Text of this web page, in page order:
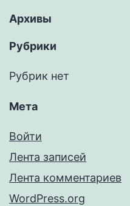
Архивы
Рубрики
Рубрик нет
Мета
Войти
Лента записей
Лента комментариев
WordPress.org